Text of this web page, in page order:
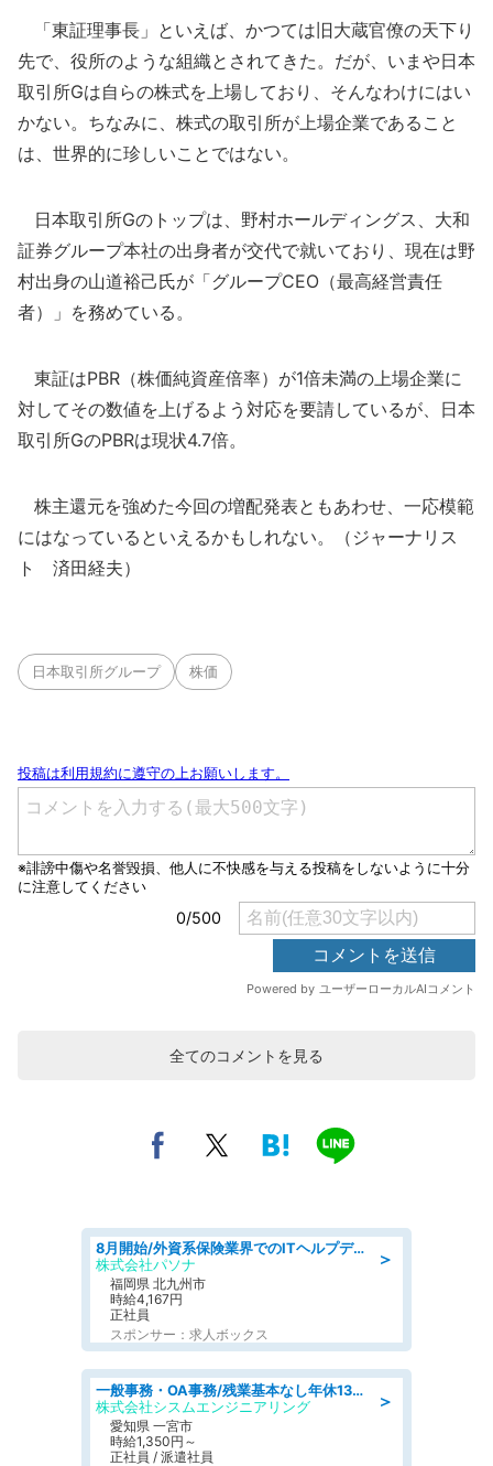
「東証理事長」といえば、かつては旧大蔵官僚の天下り
先で、役所のような組織とされてきた。だが、いまや日本
取引所Gは自らの株式を上場しており、そんなわけにはい
かない。ちなみに、株式の取引所が上場企業であること
は、世界的に珍しいことではない。
日本取引所Gのトップは、野村ホールディングス、大和
証券グループ本社の出身者が交代で就いており、現在は野
村出身の山道裕己氏が「グループCEO（最高経営責任
者）」を務めている。
東証はPBR（株価純資産倍率）が1倍未満の上場企業に
対してその数値を上げるよう対応を要請しているが、日本
取引所GのPBRは現状4.7倍。
株主還元を強めた今回の増配発表ともあわせ、一応模範
にはなっているといえるかもしれない。（ジャーナリス
ト 済田経夫）
日本取引所グループ 株価
全てのコメントを見る
＞
8月開始/外資系保険業界でのITヘルプデスク業務/駅近/即日勤務可/ヘルプデスク
株式会社パソナ
福岡県 北九州市
時給4,167円
正社員
スポンサー：求人ボックス
＞
一般事務・OA事務/残業基本なし年休130日社保完備の一般・調達事務
株式会社シスムエンジニアリング
愛知県 一宮市
時給1,350円～
正社員 / 派遣社員